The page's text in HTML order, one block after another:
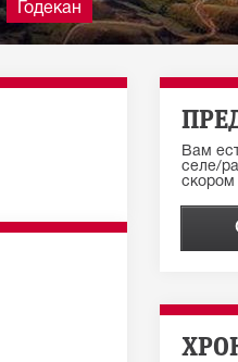
Годекан
Вам
селе/
скором